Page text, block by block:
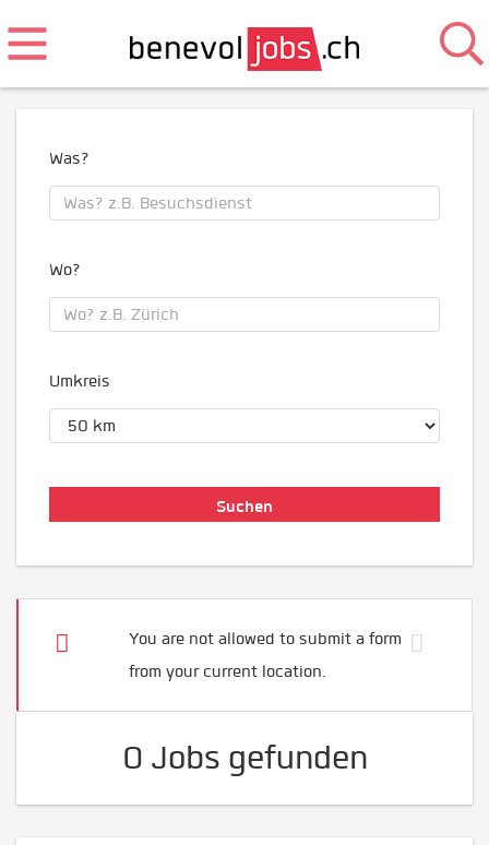
Was?
Wo?
Umkreis
You are not allowed to submit a form
from your current location.
0 Jobs gefunden